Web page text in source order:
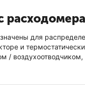
для
и
/